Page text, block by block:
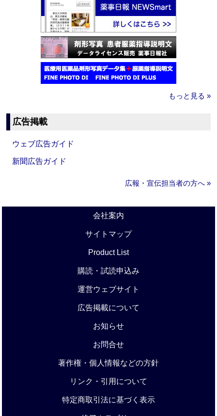
もっと見る »
広告掲載
ウェブ広告ガイド
新聞広告ガイド
広報・宣伝担当者の方へ »
会社案内
サイトマップ
Product List
購読・試読申込み
運営ウェブサイト
広告掲載について
お知らせ
お問合せ
著作権・個人情報などの方針
リンク・引用について
特定商取引法に基づく表示